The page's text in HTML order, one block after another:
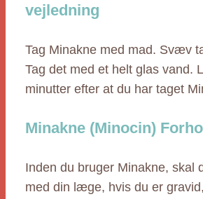
vejledning
Tag Minakne med mad. Svæv
Tag det med et helt glas vand.
minutter efter at du har taget
Minakne (Minocin)
Inden du bruger Minakne, skal
med din læge, hvis du er